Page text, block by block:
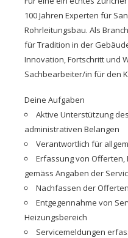
100 Jahren Experten für
Rohrleitungsbau. Als
für Tradition in der
Innovation, Fortschritt und
Sachbearbeiter/in für den
Deine Aufgaben
Aktive Unterstützung
administrativen Belangen
Verantwortlich für
Erfassung von Offerten,
gemäss Angaben der
Nachfassen der Offerten
Entgegennahme von
Heizungsbereich
Servicemeldungen